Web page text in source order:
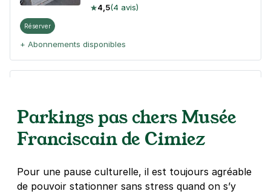
4,5(4 avis)
Réserver
+ Abonnements disponibles
06300Nice
4,8
Réserver
Parkings pas chers Musée
Franciscain de Cimiez
Pour une pause culturelle, il est toujours agréable
de pouvoir stationner sans stress quand on s’y